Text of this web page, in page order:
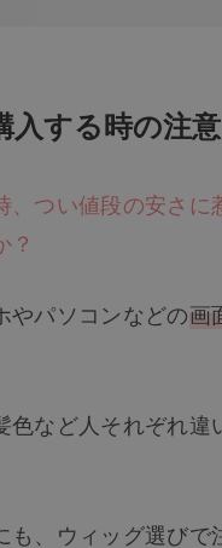
入する時の注
、つい値段の安さに
？
やパソコンなどの画
色など人それぞれ
も、ウィッグ選びで